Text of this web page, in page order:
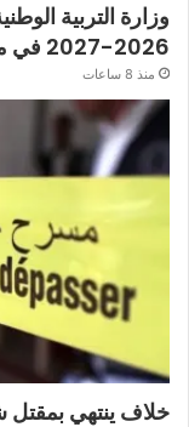
وزارة التربية
2026-2027 في موعده الرسمي
منذ 8 ساعات
خلاف ينتهي